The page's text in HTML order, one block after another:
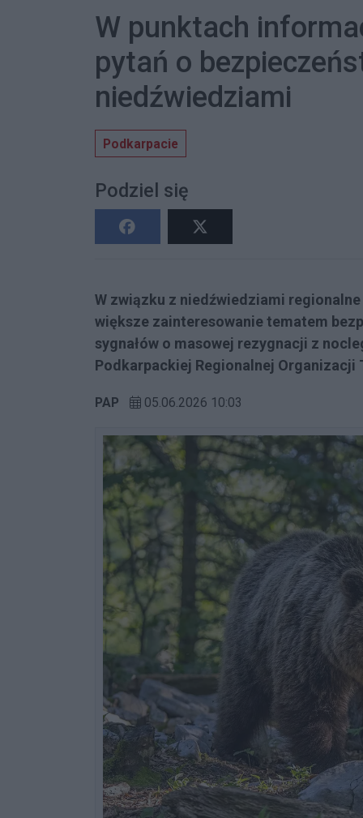
W punktach
pytań o
niedźwiedziami
Podkarpacie
Podziel się
W związku z niedźwiedziami
większe zainteresowanie tematem
sygnałów o masowej rezygnacji z
Podkarpackiej Regionalnej Organizacji
PAP 05.06.2026 10:03